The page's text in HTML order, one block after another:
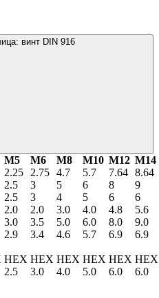
винт DIN 916
М5 М6 М8 М10 М12 М14
2.25 2.75 4.7 5.7 7.64 8.64
2.5 3 5 6 8
9
2.5 3 4 5 6
6
2.0 2.0 3.0 4.0 4.8
5.6
3.0 3.5 5.0 6.0 8.0
9.0
2.9 3.4 4.6 5.7 6.9
6.9
HEX
2.5
HEX
3.0
HEX
4.0
HEX
5.0
HEX
6.0
6.0